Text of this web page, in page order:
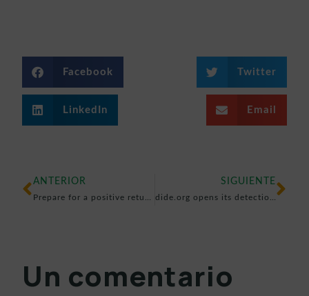
Facebook Twitter
LinkedIn Email
ANTERIOR SIGUIENTE
Un comentario